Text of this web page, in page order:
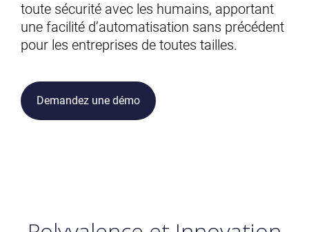
toute sécurité avec les humains, apportant
une facilité d’automatisation sans précédent
pour les entreprises de toutes tailles.
Demandez une démo